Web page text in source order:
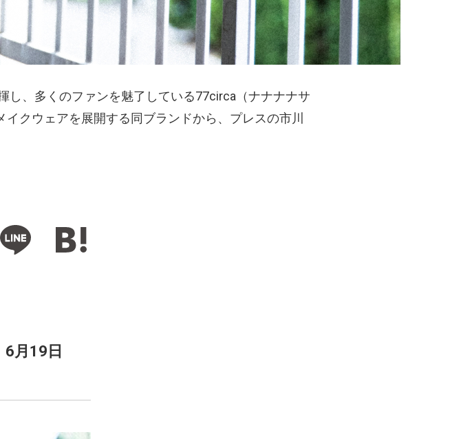
し、多くのファンを魅了している77circa（ナナナナサ
クウェアを展開する同ブランドから、プレスの市川
6月19日